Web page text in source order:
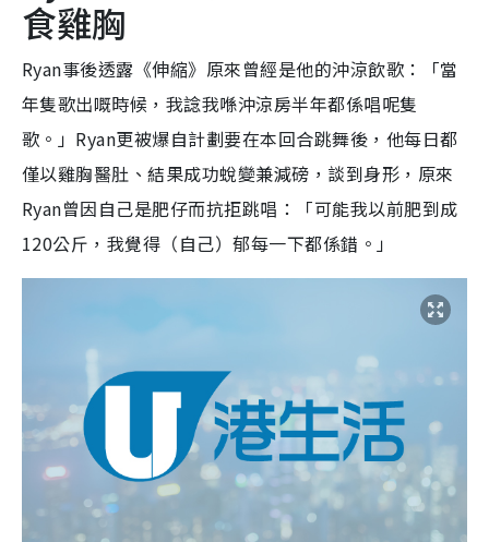
食雞胸
Ryan事後透露《伸縮》原來曾經是他的沖涼飲歌：「當
年隻歌出嘅時候，我諗我喺沖涼房半年都係唱呢隻
歌。」Ryan更被爆自計劃要在本回合跳舞後，他每日都
僅以雞胸醫肚、結果成功蛻變兼減磅，談到身形，原來
Ryan曾因自己是肥仔而抗拒跳唱：「可能我以前肥到成
120公斤，我覺得（自己）郁每一下都係錯。」